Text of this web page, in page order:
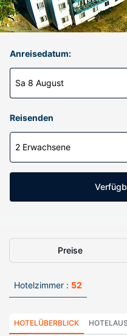
Anreisedatum:
Sa 8 August
Reisenden
2 Erwachsene
Preise
Hotelzimmer : 52
HOTELÜBERBLICK